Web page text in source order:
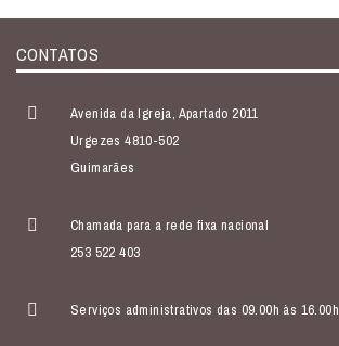
CONTATOS
Avenida da Igreja, Apartado 2011
Urgezes 4810-502
Guimarães
Chamada para a rede fixa nacional
253 522 403
Serviços administrativos das 09.00h às 16.00h